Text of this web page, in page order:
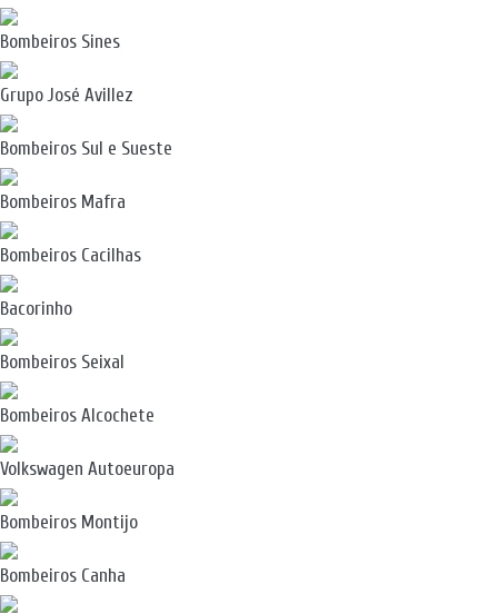
Bombeiros Sines
Grupo José Avillez
Bombeiros Sul e Sueste
Bombeiros Mafra
Bombeiros Cacilhas
Bacorinho
Bombeiros Seixal
Bombeiros Alcochete
Volkswagen Autoeuropa
Bombeiros Montijo
Bombeiros Canha